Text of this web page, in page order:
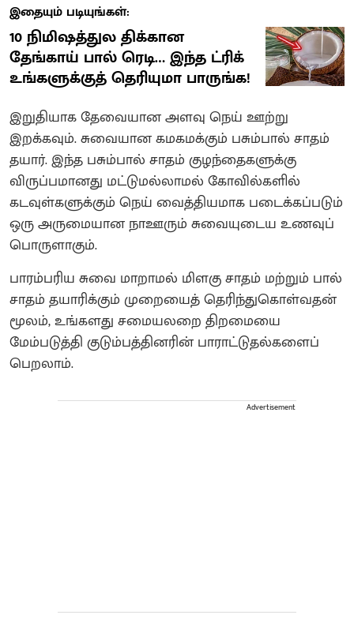
இதையும் படியுங்கள்:
10 நிமிஷத்துல திக்கான
தேங்காய் பால் ரெடி… இந்த ட்ரிக்
உங்களுக்குத் தெரியுமா பாருங்க!
இறுதியாக தேவையான அளவு நெய் ஊற்று
இறக்கவும். சுவையான கமகமக்கும் பசும்பால் சாதம்
தயார். இந்த பசும்பால் சாதம் குழந்தைகளுக்கு
விருப்பமானது மட்டுமல்லாமல் கோவில்களில்
கடவுள்களுக்கும் நெய் வைத்தியமாக படைக்கப்படும்
ஒரு அருமையான நாஊரும் சுவையுடைய உணவுப்
பொருளாகும்.
பாரம்பரிய சுவை மாறாமல் மிளகு சாதம் மற்றும் பால்
சாதம் தயாரிக்கும் முறையைத் தெரிந்துகொள்வதன்
மூலம், உங்களது சமையலறை திறமையை
மேம்படுத்தி குடும்பத்தினரின் பாராட்டுதல்களைப்
பெறலாம்.
Advertisement